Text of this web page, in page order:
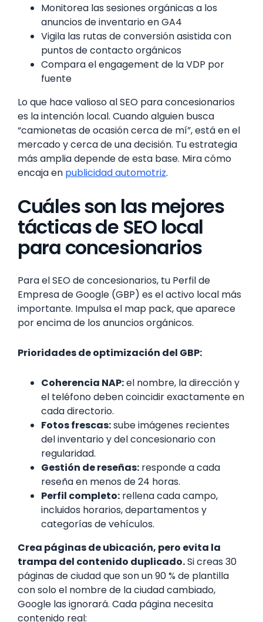
Monitorea las sesiones orgánicas a los
anuncios de inventario en GA4
Vigila las rutas de conversión asistida con
puntos de contacto orgánicos
Compara el engagement de la VDP por
fuente
Lo que hace valioso al SEO para concesionarios
es la intención local. Cuando alguien busca
“camionetas de ocasión cerca de mí”, está en el
mercado y cerca de una decisión. Tu estrategia
más amplia depende de esta base. Mira cómo
encaja en publicidad automotriz.
Cuáles son las mejores
tácticas de SEO local
para concesionarios
Para el SEO de concesionarios, tu Perfil de
Empresa de Google (GBP) es el activo local más
importante. Impulsa el map pack, que aparece
por encima de los anuncios orgánicos.
Prioridades de optimización del GBP:
Coherencia NAP:el nombre, la dirección y
el teléfono deben coincidir exactamente en
cada directorio.
Fotos frescas:sube imágenes recientes
del inventario y del concesionario con
regularidad.
Gestión de reseñas: responde a cada
reseña en menos de 24 horas.
Perfil completo: rellena cada campo,
incluidos horarios, departamentos y
categorías de vehículos.
Crea páginas de ubicación, pero evita la
trampa del contenido duplicado.Si creas 30
páginas de ciudad que son un 90 % de plantilla
con solo el nombre de la ciudad cambiado,
Google las ignorará. Cada página necesita
contenido real: